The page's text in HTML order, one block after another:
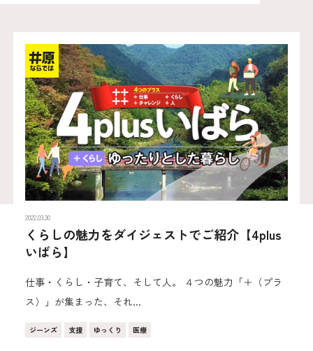
2022.03.30
くらしの魅力をダイジェストでご紹介【4plus
いばら】
仕事・くらし・子育て、そして人。 ４つの魅力「＋（プラ
ス）」が集まった、それ...
ジーンズ 支援 ゆっくり 医療